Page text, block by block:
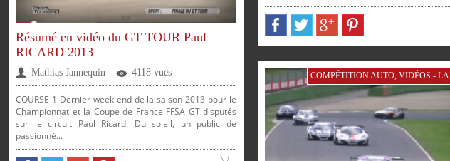
Résumé en vidéo du GT TOUR Paul
RICARD 2013
Mathias Jannequin 4118 vues
COURSE 1 Dernier week-end de la saison 2013 pour le
Championnat et la Coupe de France FFSA GT disputés
sur le circuit Paul Ricard. Du soleil, un public de
passionné...
COMPÉTITION AUTO, VIDÉOS -